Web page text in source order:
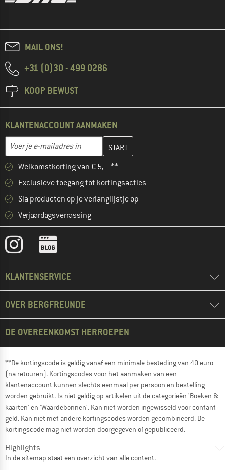
MAIL ONS!
+31 (0)30 - 499 0286
KOOP BEWUST
KLANTENACCOUNT AANMAKEN
E-mailadres
Vul je e-mailadres hier in en maak in de volgende stap je
Welkomstkorting van € 5,- **
Exclusieve toegang tot kortingsacties
Sla producten op je verlanglijstje op
Verjaardagsverrassing
KLANTENSERVICE
OVER BERGFREUNDE
DE OVEREENKOMST HERROEPEN
**De kortingscode is geldig vanaf een minimale besteding van 40 euro
(na retouren). Kortingscodes voor het aanmaken van een
klantenaccount kunnen slechts eenmaal per persoon en bestelling
worden gebruikt. Is niet geldig op artikelen uit de categorieën 'Boeken &
kaarten' en 'Waardebonnen'. Kan niet worden ingewisseld voor contant
geld. Kan niet met andere kortingscodes worden gecombineerd. De
kortingscode mag niet worden doorgegeven of gepubliceerd.
Highlights
In desitemap staat een overzicht van alle content.